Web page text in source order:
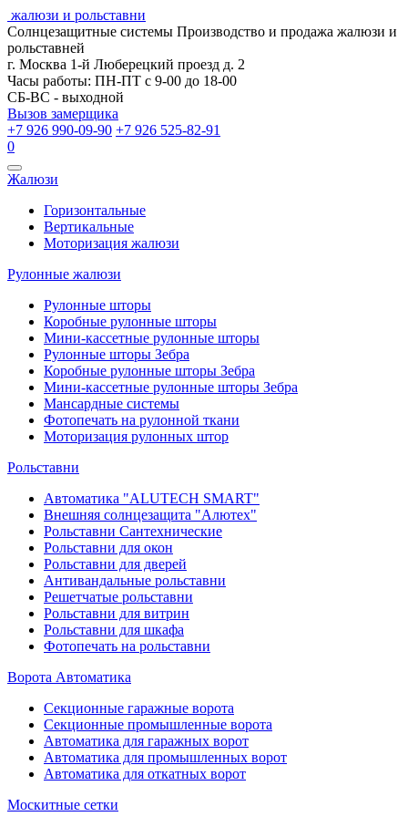
жалюзи и рольставни
Солнцезащитные системы Производство и продажа жалюзи и
рольставней
г. Москва 1-й Люберецкий проезд д. 2
Часы работы: ПН-ПТ с 9-00 до 18-00
СБ-ВС - выходной
Вызов замерщика
+7 926 990-09-90 +7 926 525-82-91
0
Открыть
навигацию
Жалюзи
Горизонтальные
Вертикальные
Моторизация жалюзи
Рулонные жалюзи
Рулонные шторы
Коробные рулонные шторы
Мини-кассетные рулонные шторы
Рулонные шторы Зебра
Коробные рулонные шторы Зебра
Мини-кассетные рулонные шторы Зебра
Мансардные системы
Фотопечать на рулонной ткани
Моторизация рулонных штор
Рольставни
Автоматика "ALUTECH SMART"
Внешняя солнцезащита "Алютех"
Рольставни Сантехнические
Рольставни для окон
Рольставни для дверей
Антивандальные рольставни
Решетчатые рольставни
Рольставни для витрин
Рольставни для шкафа
Фотопечать на рольставни
Ворота Автоматика
Секционные гаражные ворота
Секционные промышленные ворота
Автоматика для гаражных ворот
Автоматика для промышленных ворот
Автоматика для откатных ворот
Москитные сетки